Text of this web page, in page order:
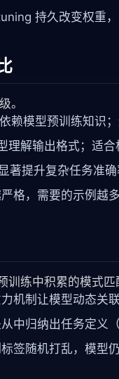
持久改变权重
。
赖模型预训练知识
理解输出格式；适
著提升复杂任务准
格，需要的示例越
练中积累的模式匹
机制让模型动态关
中归纳出任务定义
签随机打乱，模型